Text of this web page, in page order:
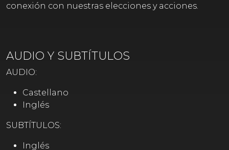
conexión con nuestras elecciones y acciones.
AUDIO Y SUBTÍTULOS
AUDIO:
Castellano
Inglés
SUBTÍTULOS:
Inglés